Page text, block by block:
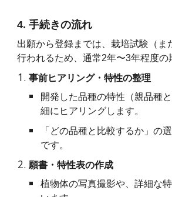
4. 手続きの流れ
出願から登録までは、栽培試験（ま
行われるため、通常2年〜3年程度の
事前ヒアリング・特性の整理
開発した品種の特性（親品種
細にヒアリングします。
「どの品種と比較するか」の
です。
願書・特性表の作成
植物体の写真撮影や、詳細な